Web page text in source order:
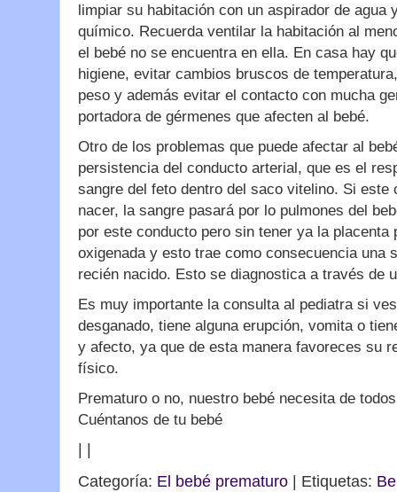
limpiar su habitación con un aspirador de agua
químico. Recuerda ventilar la habitación al
el bebé no se encuentra en ella. En casa hay
higiene, evitar cambios bruscos de
peso y además evitar el contacto con mucha
portadora de gérmenes que afecten al bebé.
Otro de los problemas que puede afectar al
persistencia del conducto arterial, que es el
sangre del feto dentro del saco vitelino. Si este
nacer, la sangre pasará por lo pulmones del
por este conducto pero sin tener ya la placenta
oxigenada y esto trae como consecuencia una
recién nacido. Esto se diagnostica a través de
Es muy importante la consulta al pediatra si
desganado, tiene alguna erupción, vomita o
y afecto, ya que de esta manera favoreces su
físico.
Prematuro o no, nuestro bebé necesita de
Cuéntanos de tu bebé
Categoría: El bebé prematuro | Etiquetas: